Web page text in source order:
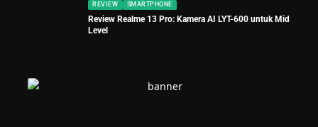
REVIEW SMARTPHONE
Review Realme 13 Pro: Kamera AI LYT-600 untuk Mid
Level